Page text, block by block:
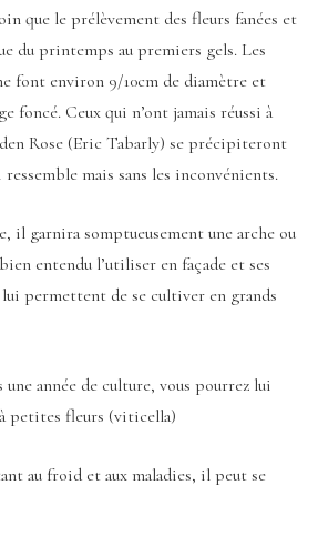
que le prélèvement des fleurs fanées et
du printemps au premiers gels. Les
font environ 9/10cm de diamètre et
foncé. Ceux qui n’ont jamais réussi à
Rose (Eric Tabarly) se précipiteront
mais sans les inconvénients.
il garnira somptueusement une arche ou
entendu l’utiliser en façade et ses
permettent de se cultiver en grands
une année de culture, vous pourrez lui
petites fleurs (viticella)
au froid et aux maladies, il peut se